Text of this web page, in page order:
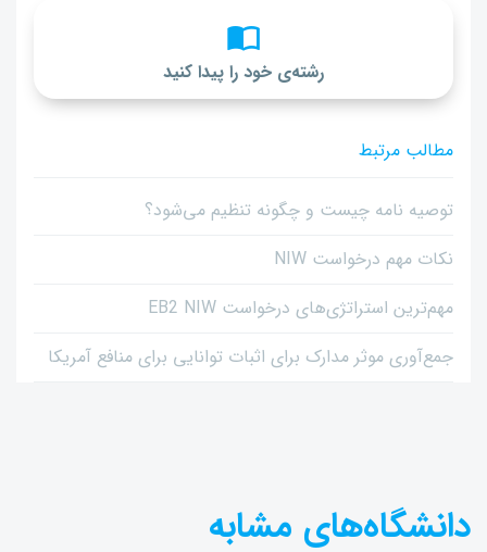
رشته‌ی خود را پیدا کنید
مطالب مرتبط
توصیه نامه چیست و چگونه تنظیم می‌شود؟
نکات مهم درخواست NIW
مهم‌ترین استراتژی‌های درخواست EB2 NIW
جمع‌آوری موثر مدارک برای اثبات توانایی برای منافع آمریکا
دانشگاه‌های مشابه